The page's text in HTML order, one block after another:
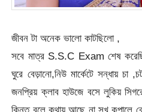
জীবন টা অনেক ভালো কাটছিলো ,
সবে মাত্র S.S.C Exam শেষ
ঘুরে বেড়ানো,নিউ মার্কেটে সন্ধায় চা
জনপ্রিয় ক্লাব হাউজে বসে লুকিয়